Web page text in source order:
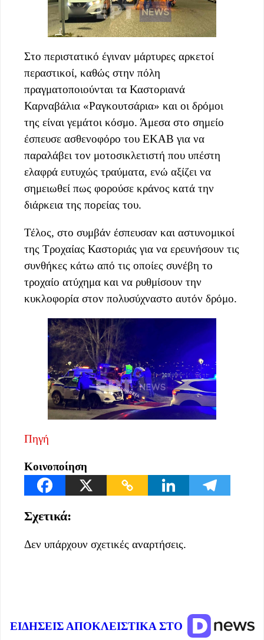
Στο περιστατικό έγιναν μάρτυρες αρκετοί
περαστικοί, καθώς στην πόλη
πραγματοποιούνται τα Καστοριανά
Καρναβάλια «Ραγκουτσάρια» και οι δρόμοι
της είναι γεμάτοι κόσμο. Άμεσα στο σημείο
έσπευσε ασθενοφόρο του ΕΚΑΒ για να
παραλάβει τον μοτοσικλετιστή που υπέστη
ελαφρά ευτυχώς τραύματα, ενώ αξίζει να
σημειωθεί πως φορούσε κράνος κατά την
διάρκεια της πορείας του.
Τέλος, στο συμβάν έσπευσαν και αστυνομικοί
της Τροχαίας Καστοριάς για να ερευνήσουν τις
συνθήκες κάτω από τις οποίες συνέβη το
τροχαίο ατύχημα και να ρυθμίσουν την
κυκλοφορία στον πολυσύχναστο αυτόν δρόμο.
Πηγή
Κοινοποίηση
Σχετικά:
Δεν υπάρχουν σχετικές αναρτήσεις.
ΕΙΔΗΣΕΙΣ ΑΠΟΚΛΕΙΣΤΙΚΑ ΣΤΟ